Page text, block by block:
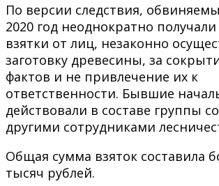
По версии следствия,
2020 год неоднократно
взятки от лиц, незаконно
заготовку древесины, за
фактов и не привлечение их к
ответственности. Бывшие
действовали в составе группы
другими сотрудниками
Общая сумма взяток составила
тысяч рублей.